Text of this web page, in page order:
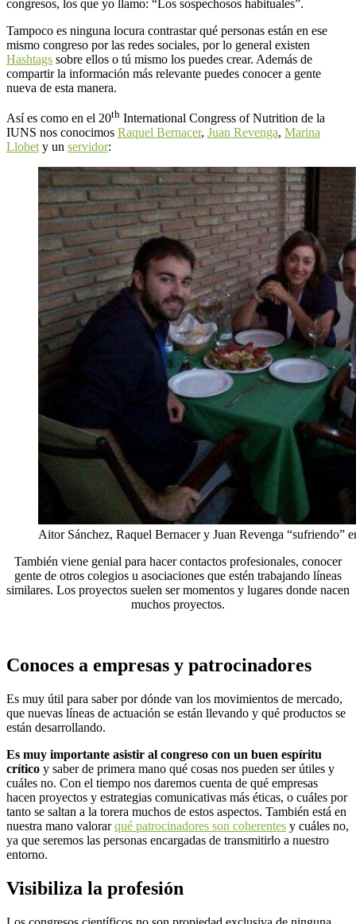
congresos, los que yo llamo: “Los sospechosos habituales”.
Tampoco es ninguna locura contrastar qué personas están en ese
mismo congreso por las redes sociales, por lo general existen
Hashtags sobre ellos o tú mismo los puedes crear. Además de
compartir la información más relevante puedes conocer a gente
nueva de esta manera.
Así es como en el 20th International Congress of Nutrition de la
IUNS nos conocimos Raquel Bernacer, Juan Revenga, Marina
Llobet y un servidor:
Aitor Sánchez, Raquel Bernacer y Juan Revenga “sufriendo”
También viene genial para hacer contactos profesionales, conocer
gente de otros colegios u asociaciones que estén trabajando líneas
similares. Los proyectos suelen ser momentos y lugares donde nacen
muchos proyectos.
Conoces a empresas y patrocinadores
Es muy útil para saber por dónde van los movimientos de mercado,
que nuevas líneas de actuación se están llevando y qué productos se
están desarrollando.
Es muy importante asistir al congreso con un buen espíritu
crítico y saber de primera mano qué cosas nos pueden ser útiles y
cuáles no. Con el tiempo nos daremos cuenta de qué empresas
hacen proyectos y estrategias comunicativas más éticas, o cuáles por
tanto se saltan a la torera muchos de estos aspectos. También está en
nuestra mano valorarqué patrocinadores son coherentes y cuáles no,
ya que seremos las personas encargadas de transmitirlo a nuestro
entorno.
Visibiliza la profesión